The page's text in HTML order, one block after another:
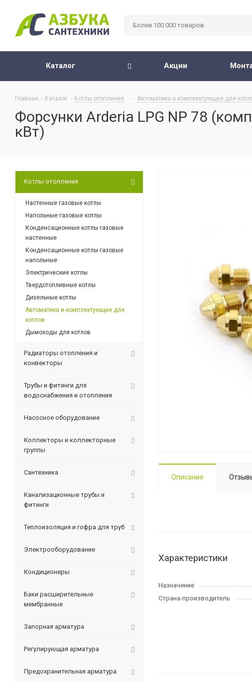
Каталог Акции
Главная - Каталог - Котлы отопления - Автоматика и комплектующие для
Форсунки Arderia LPG NP 78
кВт)
Описание
Характеристики
Назначение
Страна-производитель
Котлы отопления
Настенные газовые котлы
Напольные газовые котлы
Конденсационные котлы газовые
настенные
Конденсационные котлы газовые
напольные
Электрические котлы
Твердотопливные котлы
Дизельные котлы
Автоматика и комплектующие для
котлов
Дымоходы для котлов
Радиаторы отопления и
конвекторы
Трубы и фитинги для
водоснабжения и отопления
Насосное оборудование
Коллекторы и коллекторные
группы
Сантехника
Канализационные трубы и
фитинги
Теплоизоляция и гофра для труб
Электрооборудование
Кондиционеры
Баки расширительные
мембранные
Запорная арматура
Регулирующая арматура
Предохранительная арматура